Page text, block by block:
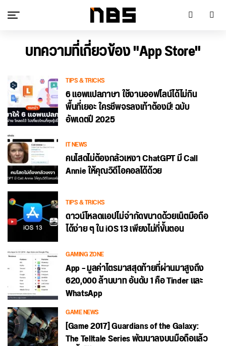
บทความที่เกี่ยวข้อง "App Store"
TIPS & TRICKS
6 แอพแปลภาษา ใช้งานออฟไลน์ได้ไม่กิน
พื้นที่เยอะ ใครชีพจรลงเท้าต้องมี! ฉบับ
อัพเดตปี 2025
IT NEWS
คนโสดไม่ต้องกลัวเหงา ChatGPT มี Call
Annie ให้คุณวิดีโอคอลได้ด้วย
TIPS & TRICKS
ดาวน์โหลดแอปไม่จำกัดขนาดด้วยเน็ตมือถือ
ได้ง่าย ๆ ใน iOS 13 เพียงไม่กี่ขั้นตอน
GAMING ZONE
App – มูลค่าไตรมาสสุดท้ายที่ผ่านมาสูงถึง
620,000 ล้านบาท อันดับ 1 คือ Tinder และ
WhatsApp
GAME NEWS
[Game 2017] Guardians of the Galaxy:
The Telltale Series พัฒนาลงบนมือถือแล้ว